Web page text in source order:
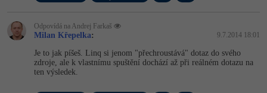
Odpovídá na Andrej Farkaš
Milan Křepelka: 9.7.2014 18:01
Je to jak píšeš. Linq si jenom "přechroustává" dotaz do svého
zdroje, ale k vlastnímu spuštění dochází až při reálném dotazu na
ten výsledek.